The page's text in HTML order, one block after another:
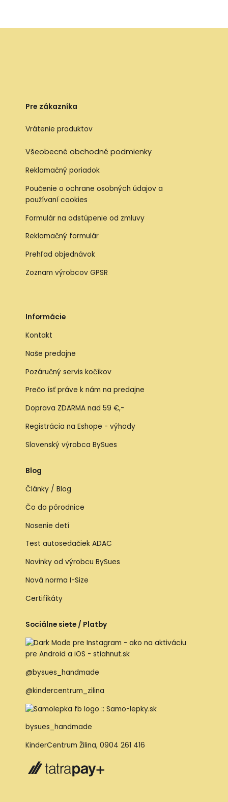
Pre zákazníka
Vrátenie produktov
Všeobecné obchodné podmienky
Reklamačný poriadok
Poučenie o ochrane osobných údajov a
používaní cookies
Formulár na odstúpenie od zmluvy
Reklamačný formulár
Prehľad objednávok
Zoznam výrobcov GPSR
Informácie
Kontakt
Naše predajne
Pozáručný servis kočíkov
Prečo ísť práve k nám na predajne
Doprava ZDARMA nad 59 €,-
Registrácia na Eshope - výhody
Slovenský výrobca BySues
Blog
Články / Blog
Čo do pôrodnice
Nosenie detí
Test autosedačiek ADAC
Novinky od výrobcu BySues
Nová norma I-Size
Certifikáty
Sociálne siete / Platby
@bysues_handmade
@kindercentrum_zilina
bysues_handmade
KinderCentrum Žilina, 0904 261 416